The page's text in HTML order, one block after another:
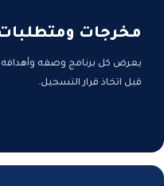
مخرجات
يعرض كل برنامج وصفه وأهدافه
قبل اتخاذ قرار التسجيل.